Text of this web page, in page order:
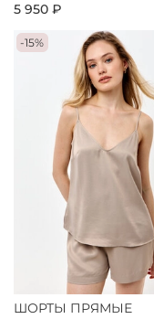
5 950 ₽
-15%
ШОРТЫ ПРЯМЫЕ